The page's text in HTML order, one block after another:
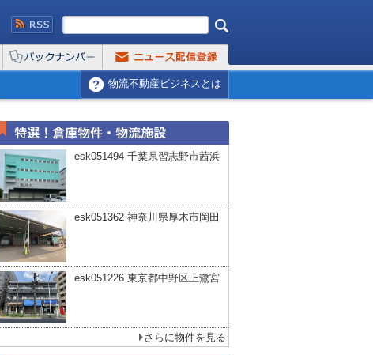
物流不動産ビジネスとは
esk051494 千葉県習志野市茜浜
esk051362 神奈川県厚木市岡田
esk051226 東京都中野区上鷺宮
さらに物件を見る